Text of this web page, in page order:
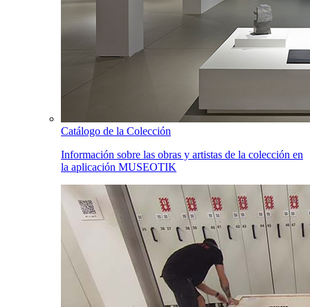
Catálogo de la Colección
Información sobre las obras y artistas de la colección en
la aplicación MUSEOTIK